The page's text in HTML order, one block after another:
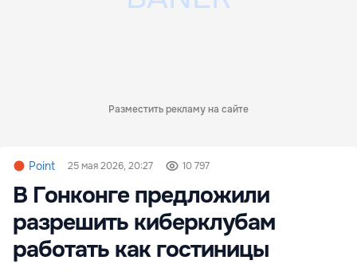
Разместить рекламу на сайте
Point 25 мая 2026, 20:27 10 797
В Гонконге предложили
разрешить киберклубам
работать как гостиницы